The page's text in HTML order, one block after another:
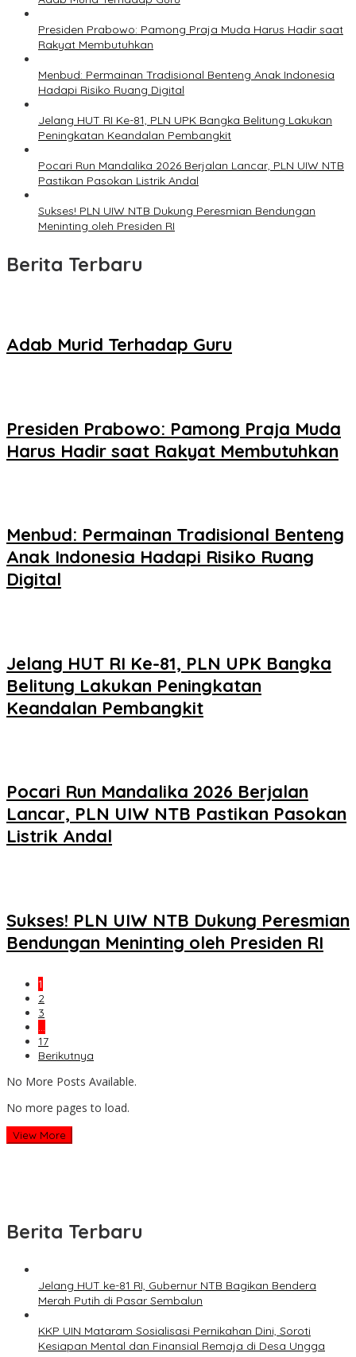
Presiden Prabowo: Pamong Praja Muda Harus Hadir saat
Rakyat Membutuhkan
Menbud: Permainan Tradisional Benteng Anak Indonesia
Hadapi Risiko Ruang Digital
Jelang HUT RI Ke-81, PLN UPK Bangka Belitung Lakukan
Peningkatan Keandalan Pembangkit
Pocari Run Mandalika 2026 Berjalan Lancar, PLN UIW NTB
Pastikan Pasokan Listrik Andal
Sukses! PLN UIW NTB Dukung Peresmian Bendungan
Meninting oleh Presiden RI
Berita Terbaru
Adab Murid Terhadap Guru
Presiden Prabowo: Pamong Praja Muda
Harus Hadir saat Rakyat Membutuhkan
Menbud: Permainan Tradisional Benteng
Anak Indonesia Hadapi Risiko Ruang
Digital
Jelang HUT RI Ke-81, PLN UPK Bangka
Belitung Lakukan Peningkatan
Keandalan Pembangkit
Pocari Run Mandalika 2026 Berjalan
Lancar, PLN UIW NTB Pastikan Pasokan
Listrik Andal
Sukses! PLN UIW NTB Dukung Peresmian
Bendungan Meninting oleh Presiden RI
1
2
3
…
17
Berikutnya
No More Posts Available.
No more pages to load.
View More
Berita Terbaru
Jelang HUT ke-81 RI, Gubernur NTB Bagikan Bendera
Merah Putih di Pasar Sembalun
KKP UIN Mataram Sosialisasi Pernikahan Dini, Soroti
Kesiapan Mental dan Finansial Remaja di Desa Ungga